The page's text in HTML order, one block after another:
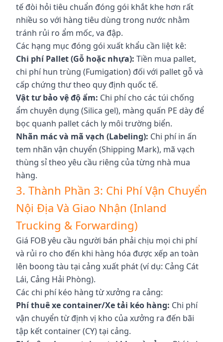
tế đòi hỏi tiêu chuẩn đóng gói khắt khe hơn rất
nhiều so với hàng tiêu dùng trong nước nhằm
tránh rủi ro ẩm mốc, va đập.
Các hạng mục đóng gói xuất khẩu cần liệt kê:
Chi phí Pallet (Gỗ hoặc nhựa): Tiền mua pallet,
chi phí hun trùng (Fumigation) đối với pallet gỗ và
cấp chứng thư theo quy định quốc tế.
Vật tư bảo vệ độ ẩm: Chi phí cho các túi chống
ẩm chuyên dụng (Silica gel), màng quấn PE dày để
bọc quanh pallet cách ly môi trường biển.
Nhãn mác và mã vạch (Labeling): Chi phí in ấn
tem nhãn vận chuyển (Shipping Mark), mã vạch
thùng sỉ theo yêu cầu riêng của từng nhà mua
hàng.
3. Thành Phần 3: Chi Phí Vận Chuyển
Nội Địa Và Giao Nhận (Inland
Trucking & Forwarding)
Giá FOB yêu cầu người bán phải chịu mọi chi phí
và rủi ro cho đến khi hàng hóa được xếp an toàn
lên boong tàu tại cảng xuất phát (ví dụ: Cảng Cát
Lái, Cảng Hải Phòng).
Các chi phí kéo hàng từ xưởng ra cảng:
Phí thuê xe container/Xe tải kéo hàng: Chi phí
vận chuyển từ định vị kho của xưởng ra đến bãi
tập kết container (CY) tại cảng.